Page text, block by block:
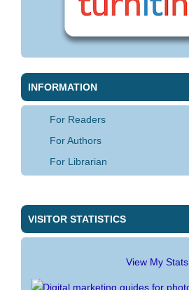
INFORMATION
For Readers
For Authors
For Librarian
VISITOR STATISTICS
View My Stats